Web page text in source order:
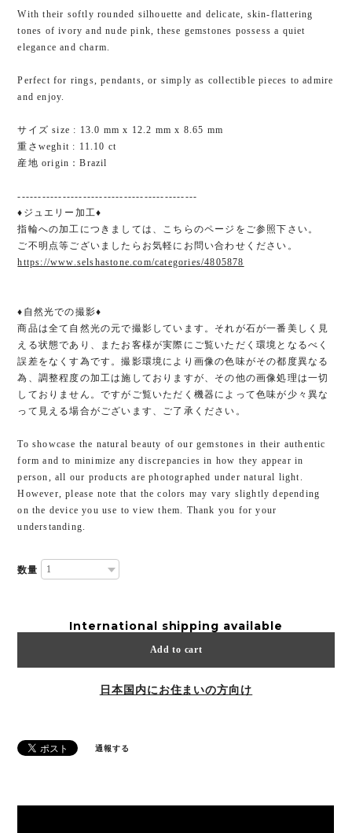
With their softly rounded silhouette and delicate, skin-flattering
tones of ivory and nude pink, these gemstones possess a quiet
elegance and charm.
Perfect for rings, pendants, or simply as collectible pieces to admire
and enjoy.
サイズ size : 13.0 mm x 12.2 mm x 8.65 mm
重さweghit : 11.10 ct
産地 origin：Brazil
--------------------------------------------
♦ジュエリー加工♦
指輪への加工につきましては、こちらのページをご参照下さい。
ご不明点等ございましたらお気軽にお問い合わせください。
https://www.selshastone.com/categories/4805878
♦︎自然光での撮影♦︎
商品は全て自然光の元で撮影しています。それが石が一番美しく見
える状態であり、またお客様が実際にご覧いただく環境となるべく
誤差をなくす為です。撮影環境により画像の色味がその都度異なる
為、調整程度の加工は施しておりますが、その他の画像処理は一切
しておりません。ですがご覧いただく機器によって色味が少々異な
って見える場合がございます、ご了承ください。
To showcase the natural beauty of our gemstones in their authentic
form and to minimize any discrepancies in how they appear in
person, all our products are photographed under natural light.
However, please note that the colors may vary slightly depending
on the device you use to view them. Thank you for your
understanding.
数量
International shipping available
Add to cart
日本国内にお住まいの方向け
通報する